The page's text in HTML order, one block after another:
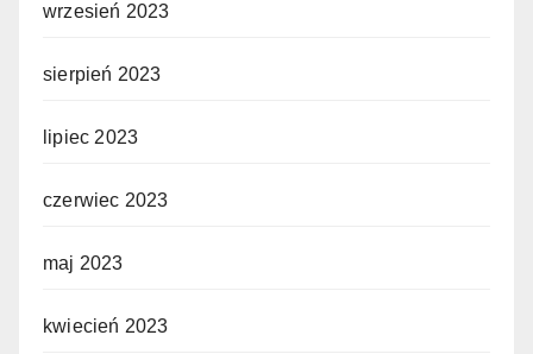
wrzesień 2023
sierpień 2023
lipiec 2023
czerwiec 2023
maj 2023
kwiecień 2023